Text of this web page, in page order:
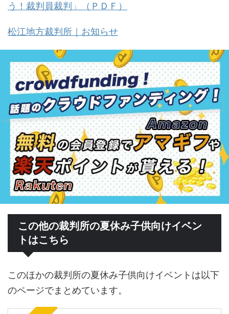
う！裁判員裁判」（ＰＤＦ）
松江地方裁判所｜お知らせ
この他の裁判所の夏休み子供向けイベン
トはこちら
このほかの裁判所の夏休み子供向けイベントは以下
のページでまとめています。